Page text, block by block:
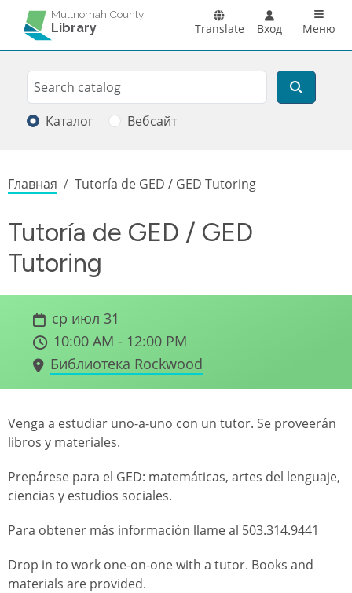
Перейти к основному содержанию
Multnomah County
Library Translate Вход Main
Меню
Search
Поиск
Каталог Вебсайт
Строка навигации
Главная Tutoría de GED / GED Tutoring
Tutoría de GED / GED
Tutoring
ср июл 31
10:00 AM - 12:00 PM
Библиотека Rockwood
Venga a estudiar uno-a-uno con un tutor. Se proveerán
libros y materiales.
Prepárese para el GED: matemáticas, artes del lenguaje,
ciencias y estudios sociales.
Para obtener más información llame al 503.314.9441
Drop in to work one-on-one with a tutor. Books and
materials are provided.